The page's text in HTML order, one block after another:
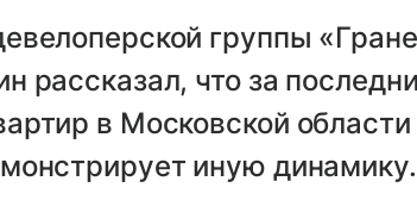
группы
рассказал, что за
в Московской
иную динамику.